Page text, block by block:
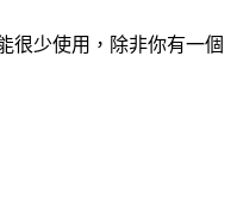
很少使用，除非你有一個